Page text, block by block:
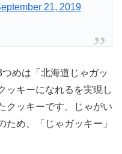
21, 2019
めは「北海道じゃガッ
ッキーになれるを実現し
クッキーです。じゃがい
ため、「じゃガッキー」